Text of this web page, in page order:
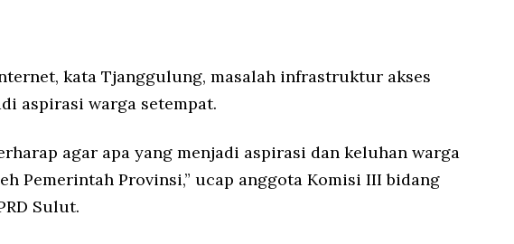
kata Tjanggulung, masalah infrastruktur akses
aspirasi warga setempat.
agar apa yang menjadi aspirasi dan keluhan warga
Pemerintah Provinsi,” ucap anggota Komisi III bidang
Sulut.